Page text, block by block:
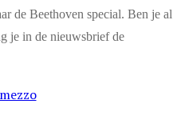
de Beethoven special. Ben je al
je in de nieuwsbrief de